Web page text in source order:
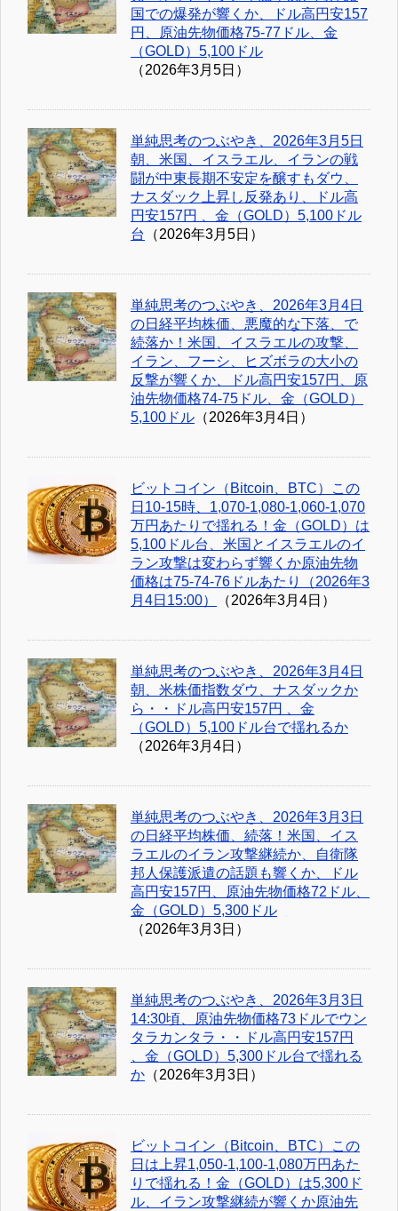
国での爆発が響くか、ドル高円安157
円、原油先物価格75-77ドル、金
（GOLD）5,100ドル
（2026年3月5日）
単純思考のつぶやき、2026年3月5日
朝、米国、イスラエル、イランの戦
闘が中東長期不安定を醸すもダウ、
ナスダック上昇し反発あり、ドル高
円安157円 、金（GOLD）5,100ドル
台
（2026年3月5日）
単純思考のつぶやき、2026年3月4日
の日経平均株価、悪魔的な下落、で
続落か！米国、イスラエルの攻撃、
イラン、フーシ、ヒズボラの大小の
反撃が響くか、ドル高円安157円、原
油先物価格74-75ドル、金（GOLD）
5,100ドル （2026年3月4日）
ビットコイン（Bitcoin、BTC）この
日10-15時、1,070-1,080-1,060-1,070
万円あたりで揺れる！金（GOLD）は
5,100ドル台、米国とイスラエルのイ
ラン攻撃は変わらず響くか原油先物
価格は75-74-76ドルあたり（2026年3
月4日15:00）
（2026年3月4日）
単純思考のつぶやき、2026年3月4日
朝、米株価指数ダウ、ナスダックか
ら・・ドル高円安157円 、金
（GOLD）5,100ドル台で揺れるか
（2026年3月4日）
単純思考のつぶやき、2026年3月3日
の日経平均株価、続落！米国、イス
ラエルのイラン攻撃継続か、自衛隊
邦人保護派遣の話題も響くか、ドル
高円安157円、原油先物価格72ドル、
金（GOLD）5,300ドル
（2026年3月3日）
単純思考のつぶやき、2026年3月3日
14:30頃、原油先物価格73ドルでウン
タラカンタラ・・ドル高円安157円
、金（GOLD）5,300ドル台で揺れる
か （2026年3月3日）
ビットコイン（Bitcoin、BTC）この
日は上昇1,050-1,100-1,080万円あた
りで揺れる！金（GOLD）は5,300ド
ル、イラン攻撃継続が響くか原油先